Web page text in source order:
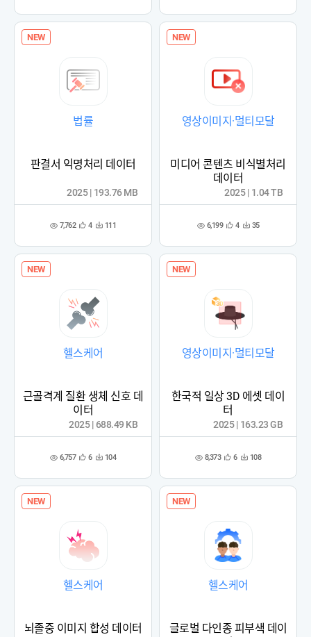
록
록
NEW
법률
판결서 익명처리 데이터
조 7,762 관
록
4 다 111
2025 | 193.76 MB
NEW
영상이미지·멀티모달
미디어 콘텐츠 비식별처리
데이터
조 6,199 관
록
4 다 35
2025 | 1.04 TB
NEW
헬스케어
근골격계 질환 생체 신호 데
이터
조 6,757 관
록
6 다 104
2025 | 688.49 KB
NEW
영상이미지·멀티모달
한국적 일상 3D 에셋 데이
터
조 8,373 관
록
6 다 108
2025 | 163.23 GB
NEW
헬스케어
뇌졸중 이미지 합성 데이터
NEW
헬스케어
글로벌 다인종 피부색 데이